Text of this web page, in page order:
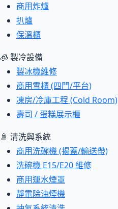
商用炸爐
扒爐
保溫櫃
🧊 製冷設備
製冰機維修
商用雪櫃 (四門/平台)
凍房/冷庫工程 (Cold Room)
壽司 / 蛋糕展示櫃
🚿 清洗與系統
商用洗碗機 (揭蓋/輸送帶)
洗碗機 E15/E20 維修
商用運水煙罩
靜電除油煙機